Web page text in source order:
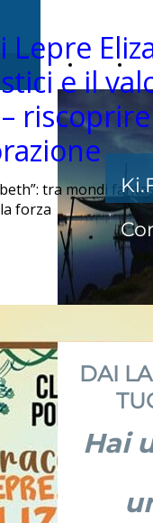
Page siamo
Lepre
e il
tra mondi
forza
DAI
Hai